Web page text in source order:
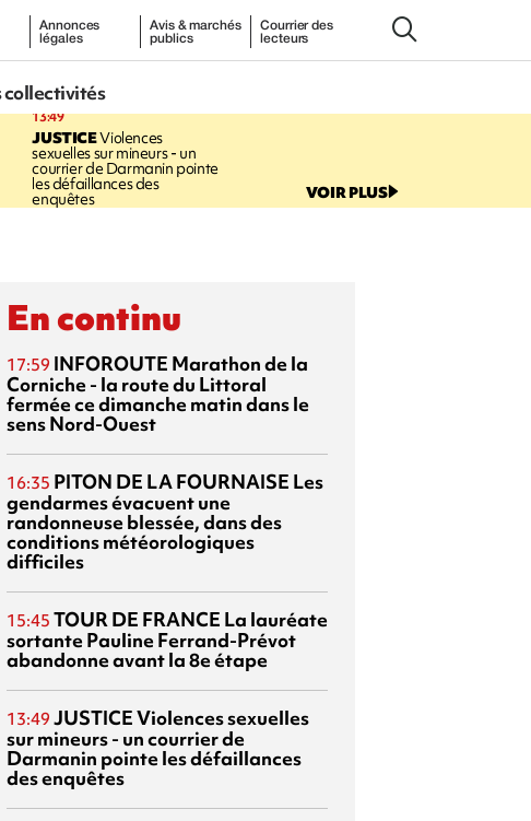
Annonces
légales
Avis & marchés
publics
Courrier des
lecteurs
collectivités
13:49
JUSTICEViolences
sexuelles sur mineurs - un
courrier de Darmanin pointe
les défaillances des
enquêtes VOIR PLUS
En continu
17:59 INFOROUTE Marathon de la
Corniche - la route du Littoral
fermée ce dimanche matin dans le
sens Nord-Ouest
16:35 PITON DE LA FOURNAISE Les
gendarmes évacuent une
randonneuse blessée, dans des
conditions météorologiques
difficiles
15:45 TOUR DE FRANCE La lauréate
sortante Pauline Ferrand-Prévot
abandonne avant la 8e étape
13:49 JUSTICEViolences sexuelles
sur mineurs - un courrier de
Darmanin pointe les défaillances
des enquêtes